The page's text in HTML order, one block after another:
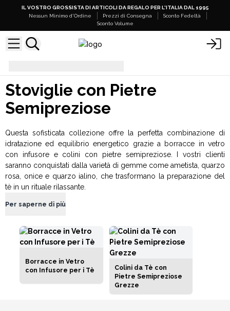
IL VOSTRO GROSSISTA DI ARTICOLI DA REGALO PER L'ITALIA DAL 1995
Nessun Minimo d'Ordine
Prezzi di Consegna
Sconto Fedeltà
Sconto Volume
Stoviglie con Pietre
Semipreziose
Questa sofisticata collezione offre la perfetta combinazione di
idratazione ed equilibrio energetico grazie a borracce in vetro
con infusore e colini con pietre semipreziose. I vostri clienti
saranno conquistati dalla varietà di gemme come ametista, quarzo
rosa, onice e quarzo ialino, che trasformano la preparazione del
tè in un rituale rilassante.
Per saperne di più
Borracce in Vetro
con Infusore per i Tè
Colini da Tè con
Pietre Semipreziose
Grezze